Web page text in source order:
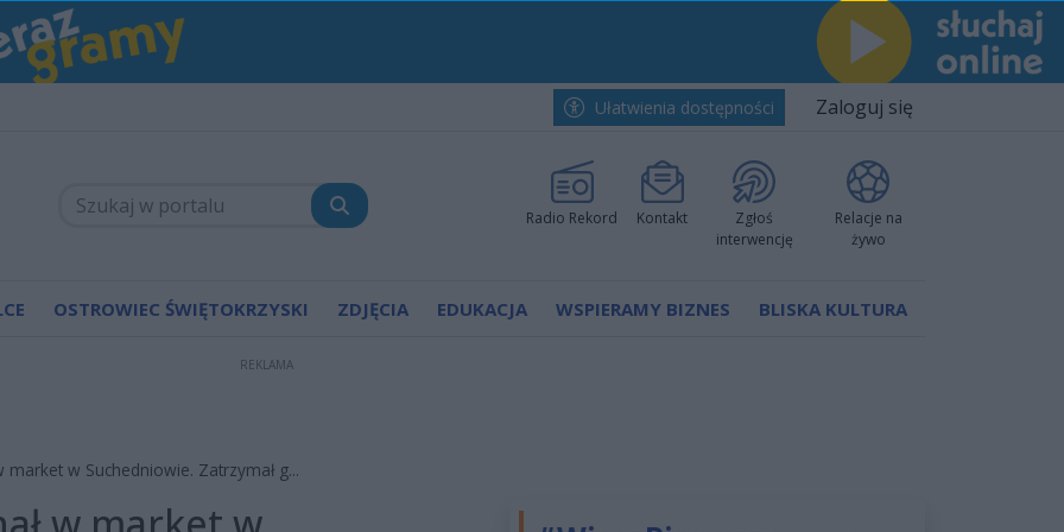
Ułatwienia dostępności Zaloguj się
Radio Rekord Kontakt
Zgłoś
interwencję
Relacje na
żywo
OSTROWIEC ŚWIĘTOKRZYSKI ZDJĘCIA EDUKACJA WSPIERAMY BIZNES BLISKA KULTURA
REKLAMA
market w Suchedniowie. Zatrzymał g...